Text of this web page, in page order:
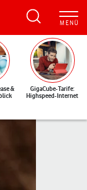
&
GigaCube-Tarife:
Highspeed-Internet